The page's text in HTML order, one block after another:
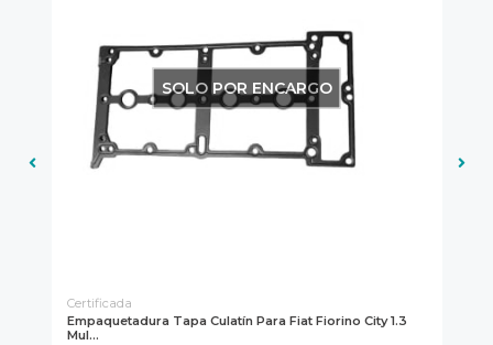
SOLO POR ENCARGO
Certificada
Empaquetadura Tapa Culatín Para Fiat Fiorino City 1.3
Mul...